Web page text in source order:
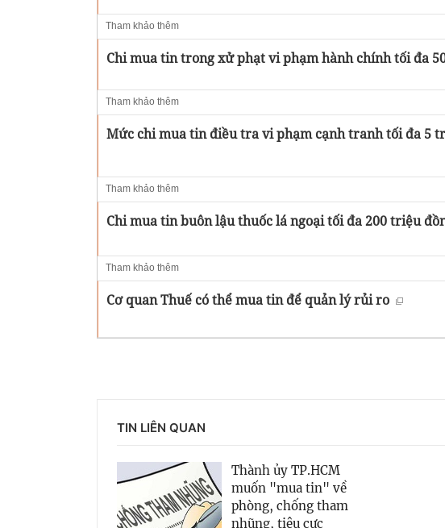
Tham khảo thêm
Chi mua tin trong xử phạt vi phạm hành chính tối đa
Tham khảo thêm
Mức chi mua tin điều tra vi phạm cạnh tranh tối đa 5
Tham khảo thêm
Chi mua tin buôn lậu thuốc lá ngoại tối đa 200 triệu
Tham khảo thêm
Cơ quan Thuế có thể mua tin để quản lý rủi ro
TIN LIÊN QUAN
Thành ủy TP.HCM
muốn "mua tin" về
phòng, chống tham
nhũng, tiêu cực